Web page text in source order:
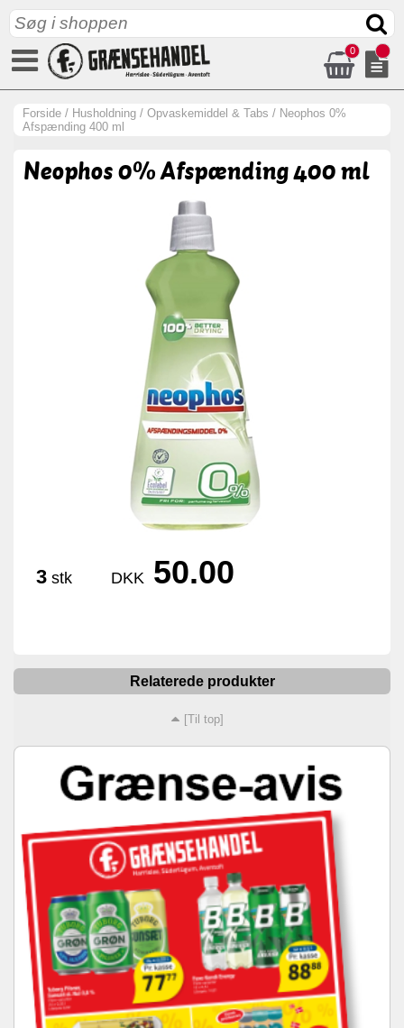
0
Forside / Husholdning / Opvaskemiddel & Tabs / Neophos 0%
Afspænding 400 ml
Neophos 0% Afspænding 400 ml
3 stk DKK 50.00
Relaterede produkter
[Til top]